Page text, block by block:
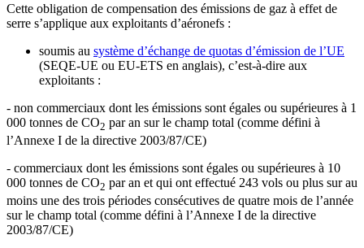
Cette obligation de compensation des émissions de gaz à effet de
serre s’applique aux exploitants d’aéronefs :
soumis au système d’échange de quotas d’émission de l’UE
(SEQE-UE ou EU-ETS en anglais), c’est-à-dire aux
exploitants :
- non commerciaux dont les émissions sont égales ou supérieures à 1
000 tonnes de CO2 par an sur le champ total (comme défini à
l’Annexe I de la directive 2003/87/CE)
- commerciaux dont les émissions sont égales ou supérieures à 10
000 tonnes de CO2 par an et qui ont effectué 243 vols ou plus sur au
moins une des trois périodes consécutives de quatre mois de l’année
sur le champ total (comme défini à l’Annexe I de la directive
2003/87/CE)